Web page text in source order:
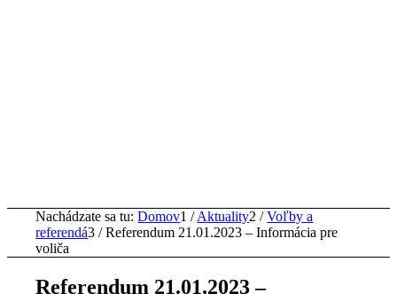
Nachádzate sa tu: Domov1 / Aktuality2 / Voľby a
referendá3 / Referendum 21.01.2023 – Informácia pre
voliča
Referendum 21.01.2023 –